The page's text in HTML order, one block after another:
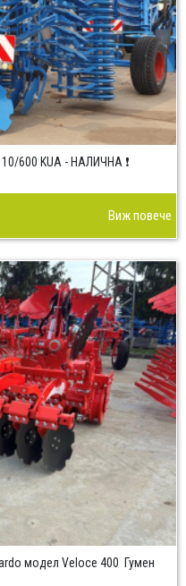
600 KUA - НАЛИЧНА ❗
Виж повече
модел Veloce 400 Гумен